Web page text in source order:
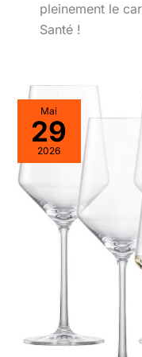
pleinement le
Santé !
Mai
29
2026